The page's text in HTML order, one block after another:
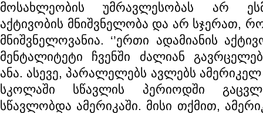
მოსახლეობის უმრავლესობას არ
აქტივობის მნიშვნელობა და არ სჯერათ,
მნიშვნელოვანია. ‘’ერთი ადამიანის
მენტალიტეტი ჩვენში ძალიან
ანა. ასევე, პარალელებს ავლებს
სკოლაში სწავლის პერიოდში
სწავლობდა ამერიკაში. მისი თქმით,